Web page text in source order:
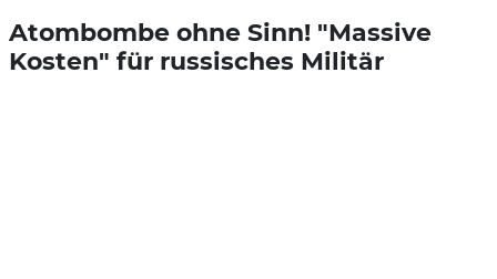
Atombombe ohne Sinn! "Massive
Kosten" für russisches Militär